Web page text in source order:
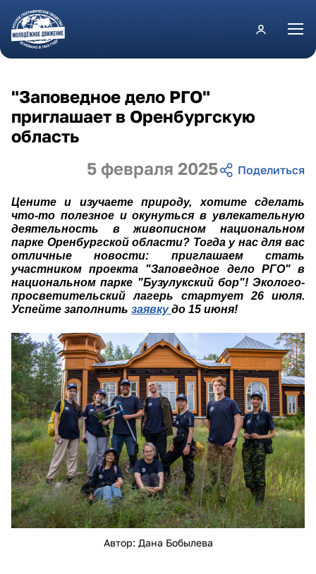
Перейти к основному содержанию
5 февраля 2025
"Заповедное дело РГО"
приглашает в Оренбургскую
область
Цените и изучаете природу, хотите сделать
что-то полезное и окунуться в увлекательную
деятельность в живописном национальном
парке Оренбургской области? Тогда у нас для вас
отличные новости: приглашаем стать
участником проекта "Заповедное дело РГО" в
национальном парке "Бузулукский бор"! Эколого-
просветительский лагерь стартует 26 июля.
Успейте заполнить заявкудо 15 июня!
24767.jpg
Автор: Дана Бобылева